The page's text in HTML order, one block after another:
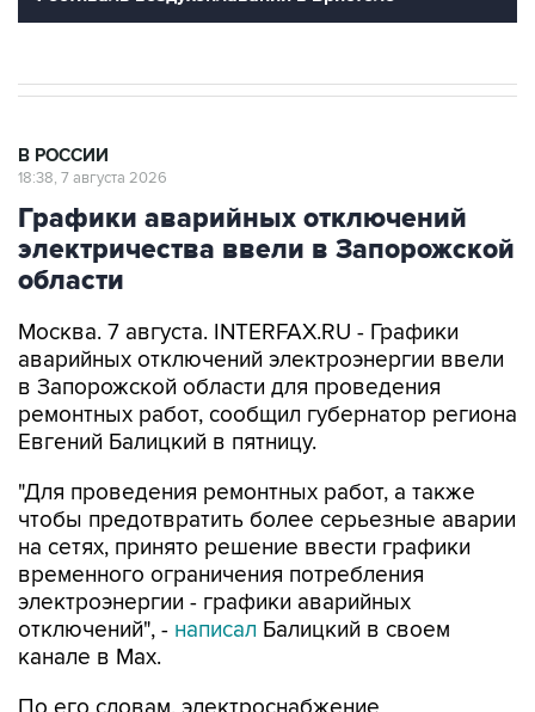
Графики аварийных отключений
электричества ввели в Запорожской
области
Москва. 7 августа. INTERFAX.RU - Графики
в Запорожской области для проведения
ремонтных работ, сообщил губернатор региона
Евгений Балицкий в пятницу.
"Для проведения ремонтных работ, а также
на сетях, принято решение ввести графики
временного ограничения потребления
электроэнергии - графики аварийных
отключений", -написалБалицкий в своем
канале в Max.
По его словам, электроснабжение